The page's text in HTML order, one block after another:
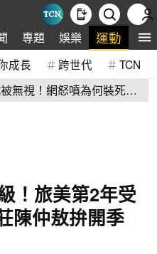
專題 娛樂 運動 全
成長 跨世代 TCN
無視！網怒噴為何裝死？
！旅美第2年受
陳仲敖拚開季